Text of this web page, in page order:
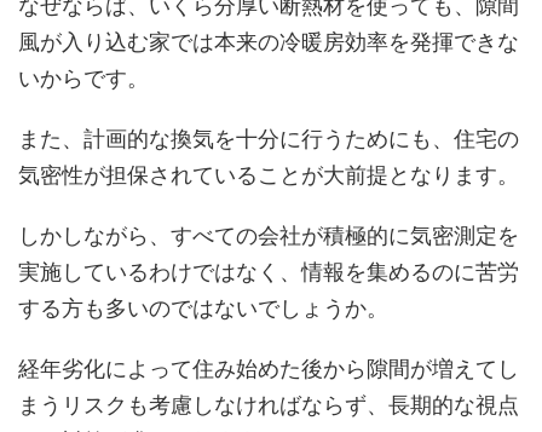
風が入り込む家では本来の冷暖房効率を発揮できな
いからです。
また、計画的な換気を十分に行うためにも、住宅の
気密性が担保されていることが大前提となります。
しかしながら、すべての会社が積極的に気密測定を
実施しているわけではなく、情報を集めるのに苦労
する方も多いのではないでしょうか。
経年劣化によって住み始めた後から隙間が増えてし
まうリスクも考慮しなければならず、長期的な視点